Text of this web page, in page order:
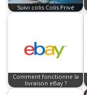
Suivi colis Colis Privé
Comment fonctionne la
livraison eBay ?